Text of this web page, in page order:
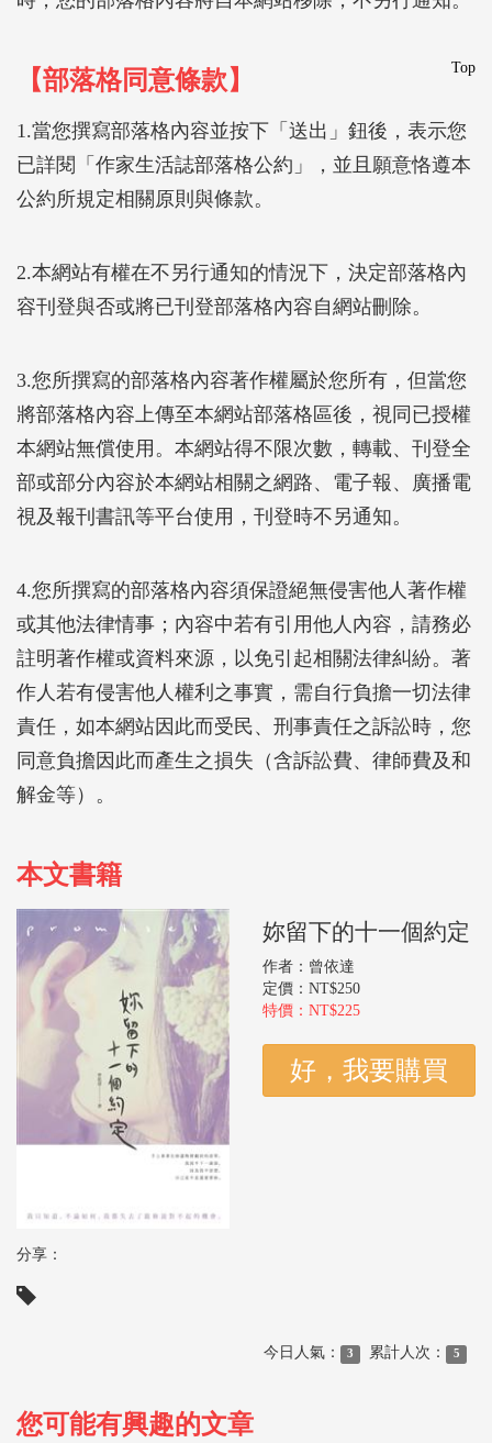
Top
【部落格同意條款】
1.當您撰寫部落格內容並按下「送出」鈕後，表示您
已詳閱「作家生活誌部落格公約」，並且願意恪遵本
公約所規定相關原則與條款。
2.本網站有權在不另行通知的情況下，決定部落格內
容刊登與否或將已刊登部落格內容自網站刪除。
3.您所撰寫的部落格內容著作權屬於您所有，但當您
將部落格內容上傳至本網站部落格區後，視同已授權
本網站無償使用。本網站得不限次數，轉載、刊登全
部或部分內容於本網站相關之網路、電子報、廣播電
視及報刊書訊等平台使用，刊登時不另通知。
4.您所撰寫的部落格內容須保證絕無侵害他人著作權
或其他法律情事；內容中若有引用他人內容，請務必
註明著作權或資料來源，以免引起相關法律糾紛。著
作人若有侵害他人權利之事實，需自行負擔一切法律
責任，如本網站因此而受民、刑事責任之訴訟時，您
同意負擔因此而產生之損失（含訴訟費、律師費及和
解金等）。
本文書籍
妳留下的十一個約定
作者：曾依達
定價：NT$250
特價：NT$225
分享：
今日人氣： 3 累計人次： 5
您可能有興趣的文章